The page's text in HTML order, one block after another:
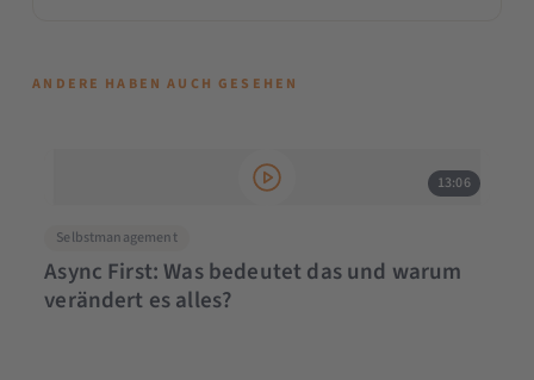
ANDERE HABEN AUCH GESEHEN
13:06
Selbstmanagement
Async First: Was bedeutet das und warum
verändert es alles?